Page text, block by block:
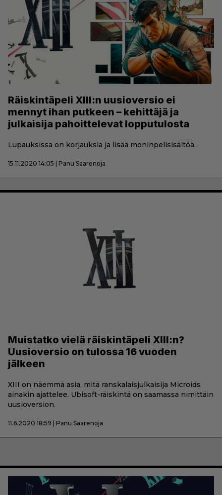
Räiskintäpeli XIII:n uusioversio ei
mennyt ihan putkeen – kehittäjä ja
julkaisija pahoittelevat lopputulosta
Lupauksissa on korjauksia ja lisää moninpelisisältöä.
15.11.2020 14:05 | Panu Saarenoja
Muistatko vielä räiskintäpeli XIII:n?
Uusioversio on tulossa 16 vuoden
jälkeen
XIII on näemmä asia, mitä ranskalaisjulkaisija Microids
ainakin ajattelee. Ubisoft-räiskintä on saamassa nimittäin
uusioversion.
11.6.2020 18:59 | Panu Saarenoja